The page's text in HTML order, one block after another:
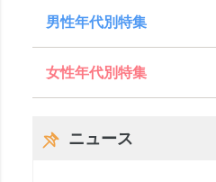
男性年代別特集
女性年代別特集
ニュース